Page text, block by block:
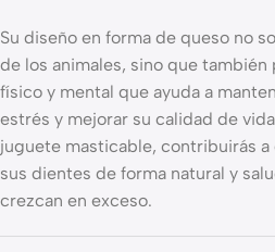
Su diseño en forma de queso no
de los animales, sino que
físico y mental que ayuda a
estrés y mejorar su calidad de
juguete masticable, contribuirás
sus dientes de forma natural y
crezcan en exceso.